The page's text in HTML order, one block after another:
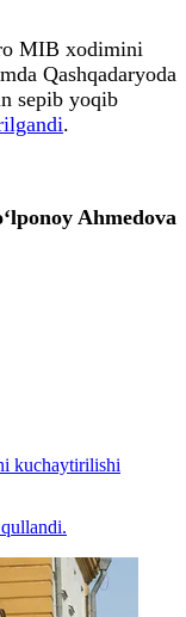
MIB xodimini
Qashqadaryoda
sepib yoqib
.
Ahmedova
kuchaytirilishi